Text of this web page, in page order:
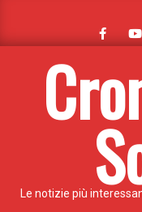
content
Le notizie più